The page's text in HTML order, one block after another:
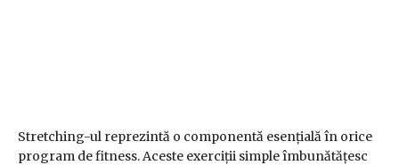
Stretching-ul reprezintă o componentă esențială în orice
program de fitness. Aceste exerciții simple îmbunătățesc